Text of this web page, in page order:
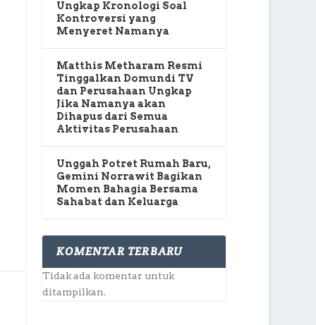
Ungkap Kronologi Soal
Kontroversi yang
Menyeret Namanya
Matthis Metharam Resmi
Tinggalkan Domundi TV
dan Perusahaan Ungkap
Jika Namanya akan
Dihapus dari Semua
Aktivitas Perusahaan
Unggah Potret Rumah Baru,
Gemini Norrawit Bagikan
Momen Bahagia Bersama
Sahabat dan Keluarga
KOMENTAR TERBARU
Tidak ada komentar untuk
ditampilkan.